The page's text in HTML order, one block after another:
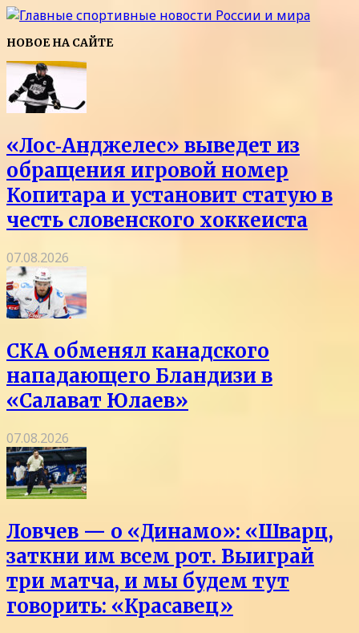
НОВОЕ НА САЙТЕ
«Лос‑Анджелес» выведет из
обращения игровой номер
Копитара и установит статую в
честь словенского хоккеиста
07.08.2026
СКА обменял канадского
нападающего Бландизи в
«Салават Юлаев»
07.08.2026
Ловчев — о «Динамо»: «Шварц,
заткни им всем рот. Выиграй
три матча, и мы будем тут
говорить: «Красавец»